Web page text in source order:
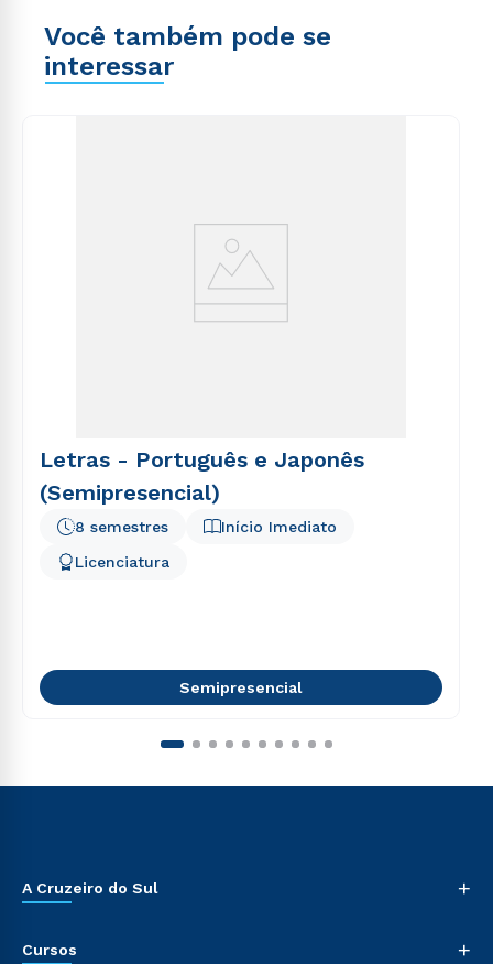
Você também pode se
interessar
Letras - Português e Japonês
(Semipresencial)
Início Imediato
8 semestres
Licenciatura
Semipresencial
A Cruzeiro do Sul +
Cursos +